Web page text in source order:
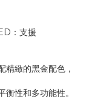
：支援
精緻的黑金配色，
性和多功能性。